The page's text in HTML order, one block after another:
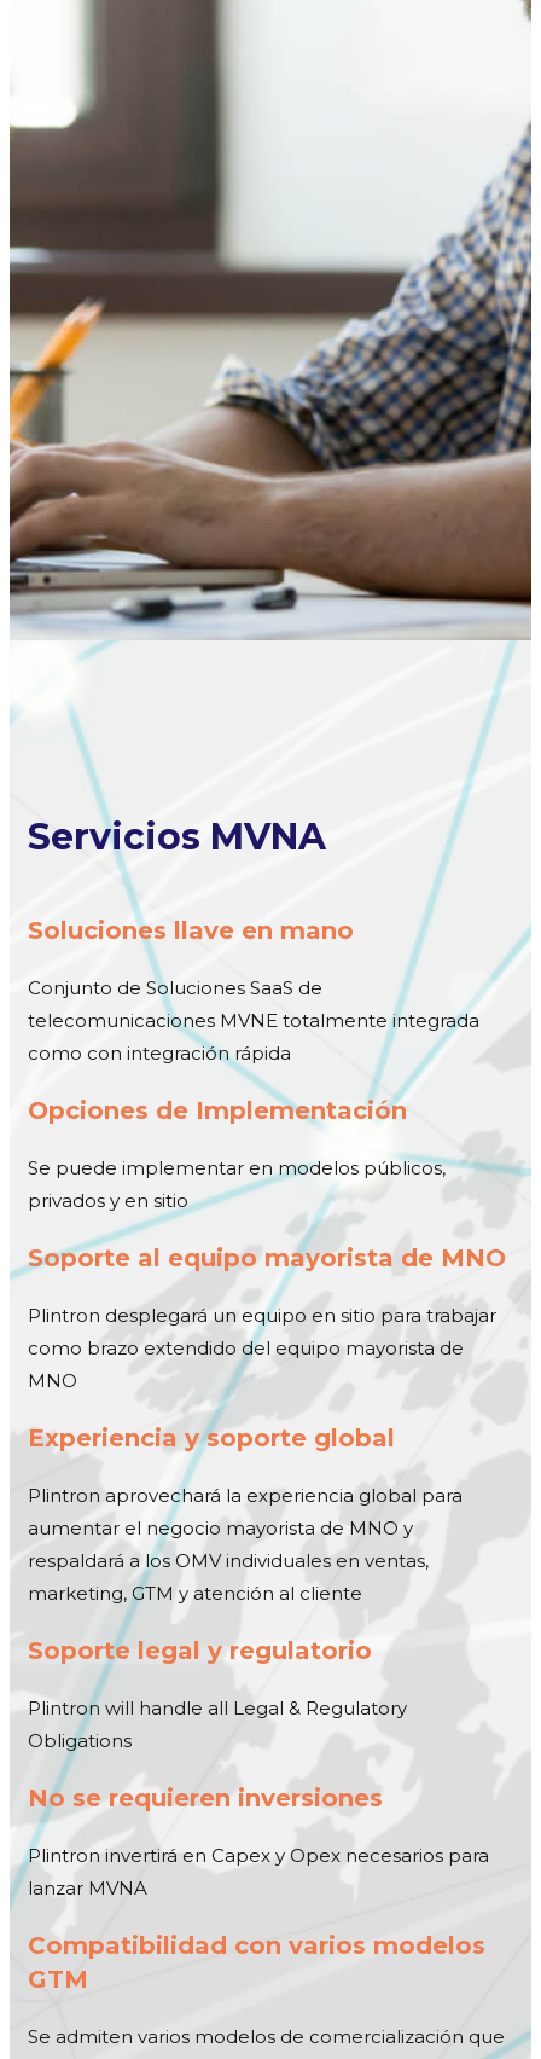
Servicios MVNA
Soluciones llave en mano
Conjunto de Soluciones SaaS de
telecomunicaciones MVNE totalmente integrada
como con integración rápida
Opciones de Implementación
Se puede implementar en modelos públicos,
privados y en sitio
Soporte al equipo mayorista de MNO
Plintron desplegará un equipo en sitio para trabajar
como brazo extendido del equipo mayorista de
MNO
Experiencia y soporte global
Plintron aprovechará la experiencia global para
aumentar el negocio mayorista de MNO y
respaldará a los OMV individuales en ventas,
marketing, GTM y atención al cliente
Soporte legal y regulatorio
Plintron will handle all Legal & Regulatory
Obligations
No se requieren inversiones
Plintron invertirá en Capex y Opex necesarios para
lanzar MVNA
Compatibilidad con varios modelos
GTM
Se admiten varios modelos de comercialización que